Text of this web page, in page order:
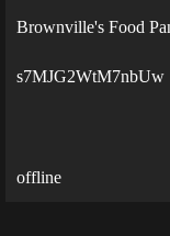
Brownville's Food
s7MJG2WtM7nbUw
offline